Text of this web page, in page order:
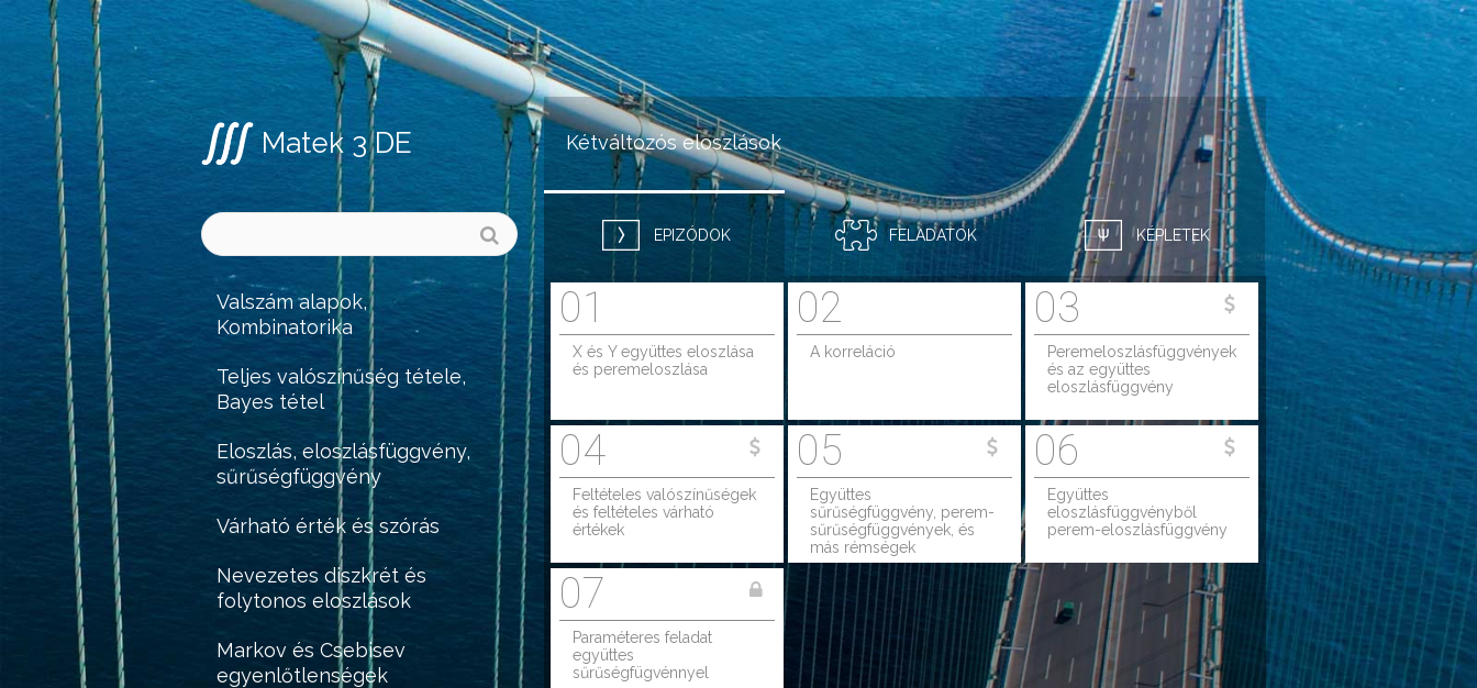
Jump to navigation
Matek 3 DE
Valszám alapok,
Kombinatorika
Teljes valószínűség tétele,
Bayes tétel
Eloszlás, eloszlásfüggvény,
sűrűségfüggvény
Várható érték és szórás
Nevezetes diszkrét és
folytonos eloszlások
Markov és Csebisev
egyenlőtlenségek
Kétváltozós eloszlások
EPIZÓDOK FELADATOK KÉPLETEK
01
X és Y együttes eloszlása
és peremeloszlása
02
A korreláció
03
Peremeloszlásfüggvények
és az együttes
eloszlásfüggvény
04
Feltételes valószínűségek
és feltételes várható
értékek
05
Együttes
sűrűségfüggvény, perem-
sűrűségfüggvények, és
más rémségek
06
Együttes
eloszlásfüggvényből
perem-eloszlásfüggvény
07
Paraméteres feladat
együttes
sűrűségfügvénnyel